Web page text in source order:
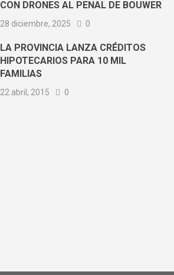
CON DRONES AL PENAL DE BOUWER
28 diciembre, 2025 0
LA PROVINCIA LANZA CRÉDITOS
HIPOTECARIOS PARA 10 MIL
FAMILIAS
22 abril, 2015 0